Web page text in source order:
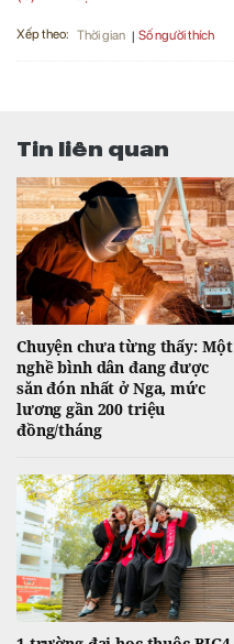
Xếp theo: Thời gian Số người thích
Tin liên quan
Chuyện chưa từng thấy: Một
nghề bình dân đang được
săn đón nhất ở Nga, mức
lương gần 200 triệu
đồng/tháng